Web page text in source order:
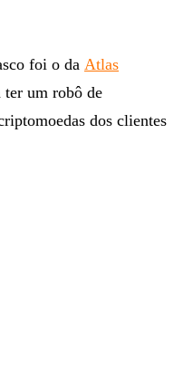
foi o da Atlas
ter um robô de
dos clientes